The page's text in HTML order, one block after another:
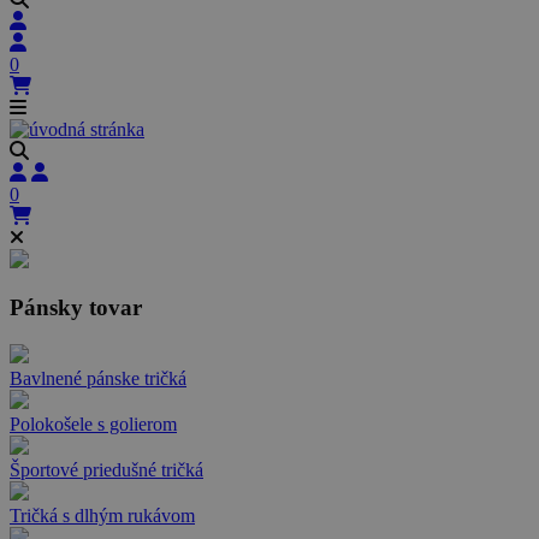
0
0
Pánsky tovar
Bavlnené pánske tričká
Polokošele s golierom
Športové priedušné tričká
Tričká s dlhým rukávom